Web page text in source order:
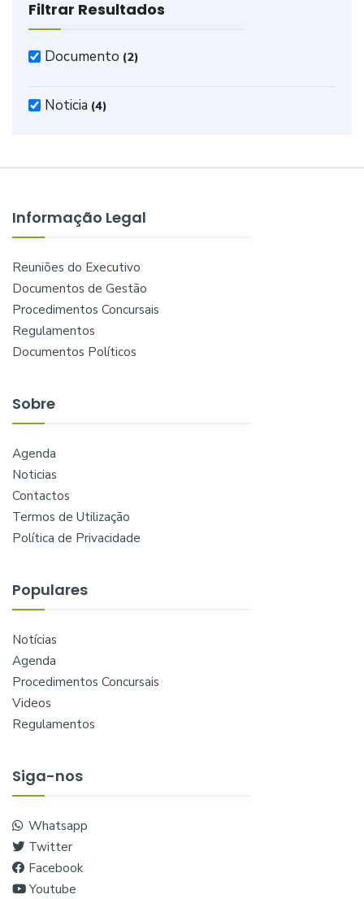
Filtrar Resultados
Documento (2)
Noticia (4)
Informação Legal
Reuniões do Executivo
Documentos de Gestão
Procedimentos Concursais
Regulamentos
Documentos Políticos
Sobre
Agenda
Noticias
Contactos
Termos de Utilização
Política de Privacidade
Populares
Notícias
Agenda
Procedimentos Concursais
Videos
Regulamentos
Siga-nos
Whatsapp
Twitter
Facebook
Youtube